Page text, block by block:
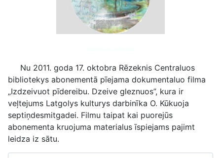
Nu 2011. goda 17. oktobra Rēzeknis Centraluos
bibliotekys abonementā pīejama dokumentaluo filma
„Izdzeivuot pīdereibu. Dzeive gleznuos”, kura ir
veļtejums Latgolys kulturys darbinīka O. Kūkuoja
septiņdesmitgadei. Filmu taipat kai puorejūs
abonementa kruojuma materialus īspiejams pajimt
leidza iz sātu.